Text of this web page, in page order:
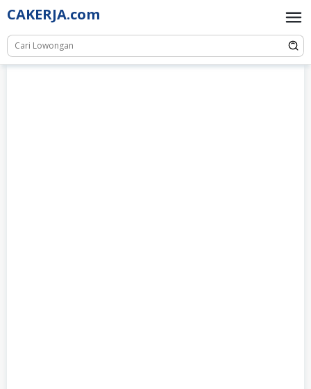
Skip
to
content
CAKERJA.com